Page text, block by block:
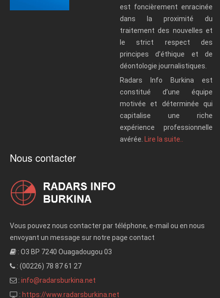
est foncièrement enracinée
dans la proximité du
traitement des nouvelles et
le strict respect des
principes d’éthique et de
déontologie journalistiques.
Radars Info Burkina est
constitué d’une équipe
motivée et déterminée qui
capitalise une riche
expérience professionnelle
avérée.
Lire la suite..
Nous contacter
Vous pouvez nous contacter par téléphone, e-mail ou en nous
envoyant un message sur notre page contact
: O3 BP 7240 Ouagadougou 03
: (00226) 78 87 61 27
: info@radarsburkina.net
: https://www.radarsburkina.net